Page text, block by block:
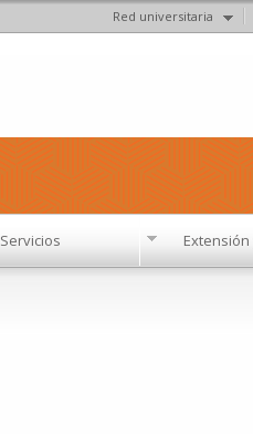
Red universitaria
Servicios